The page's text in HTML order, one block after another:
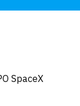
SpaceX